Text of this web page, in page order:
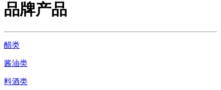
品牌产品
醋类
酱油类
料酒类